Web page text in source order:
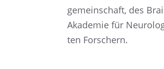
ge­mein­schaft, des
Akade­mie für
ten Forschern.